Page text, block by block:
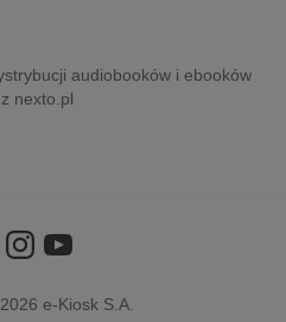
audiobooków i ebooków
nexto.pl
e-Kiosk S.A.